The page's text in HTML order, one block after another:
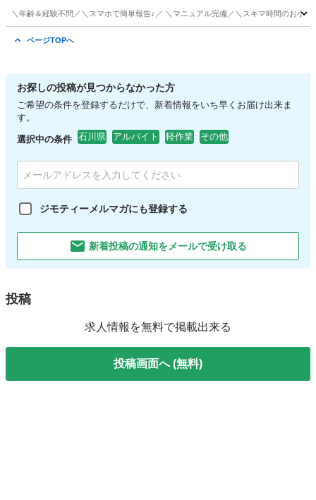
＼年齢＆経験不問／＼スマホで簡単報告♪／ ＼マニュアル完備／＼スキマ時間のお小
ページTOPへ
お探しの投稿が見つからなかった方
ご希望の条件を登録するだけで、新着情報をいち早くお届け出来ま
す。
選択中の条件 石川県 アルバイト 軽作業 その他
ジモティーメルマガにも登録する
新着投稿の通知をメールで受け取る
投稿
求人情報を無料で掲載出来る
投稿画面へ (無料)